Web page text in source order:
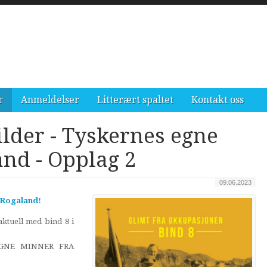
Anmeldelser Litterært spaltet Kontakt oss
- Tyskernes egne
- Opplag 2
09.06.2023
med bind 8 i
MINNER FRA